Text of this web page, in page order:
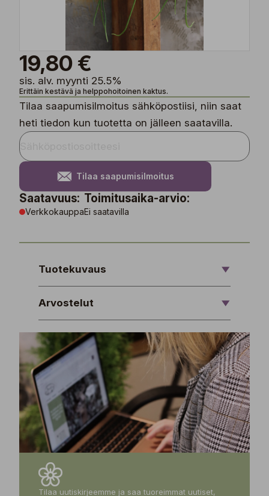
19,80 €
sis. alv. myynti 25.5%
Erittäin kestävä ja helppohoitoinen kaktus.
Tilaa saapumisilmoitus sähköpostiisi, niin saat
heti tiedon kun tuotetta on jälleen saatavilla.
Tilaa saapumisilmoitus
Saatavuus:
Verkkokauppa
Toimitusaika-arvio:
Ei saatavilla
Tuotekuvaus
Arvostelut
Tilaa uutiskirjeemme ja saa tuoreimmat uutiset,